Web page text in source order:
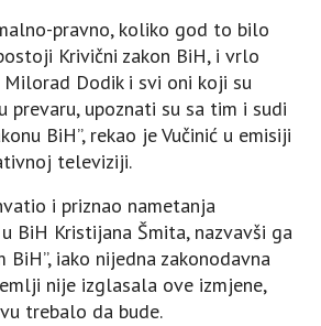
pravno, koliko god to bilo
Krivični zakon BiH, i vrlo
Dodik i svi oni koji su
upoznati su sa tim i sudi
BiH”, rekao je Vučinić u emisiji
televiziji.
i priznao nametanja
BiH Kristijana Šmita, nazvavši ga
BiH”, iako nijedna zakonodavna
nije izglasala ove izmjene,
trebalo da bude.